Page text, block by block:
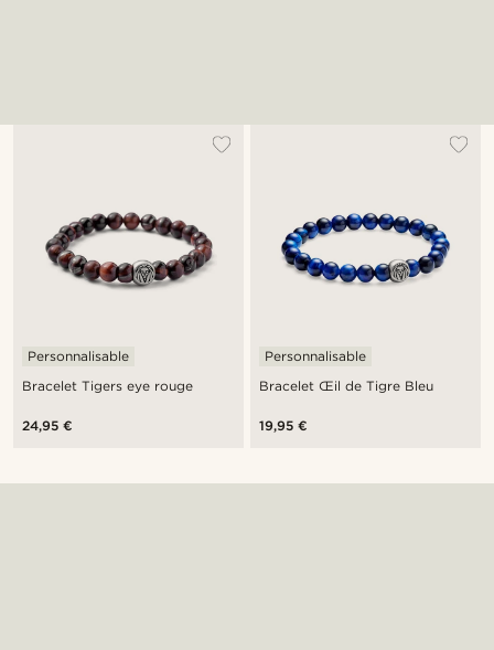
Bracelet Tigers eye rouge
Personnalisable
24,95 €
Bracelet Œil de Tigre Bleu
Personnalisable
19,95 €